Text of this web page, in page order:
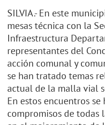
SILVIA.- En este
mesas técnica con la
Infraestructura
representantes del
acción comunal y
se han tratado temas
actual de la malla vial
En estos encuentros
compromisos de todas